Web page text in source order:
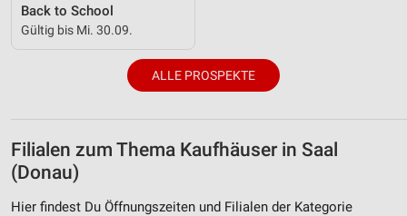
Back to School
Gültig bis Mi. 30.09.
ALLE PROSPEKTE
Filialen zum Thema Kaufhäuser in Saal
(Donau)
Hier findest Du Öffnungszeiten und Filialen der Kategorie